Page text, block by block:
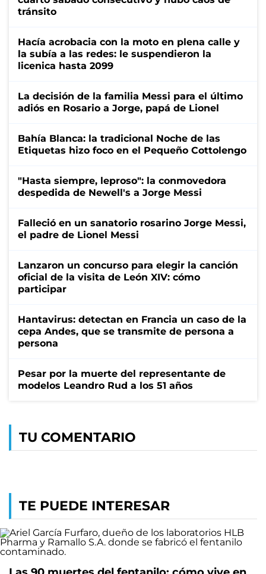
tránsito
Hacía acrobacia con la moto en plena calle y
la subía a las redes: le suspendieron la
licenica hasta 2099
La decisión de la familia Messi para el último
adiós en Rosario a Jorge, papá de Lionel
Bahía Blanca: la tradicional Noche de las
Etiquetas hizo foco en el Pequeño Cottolengo
"Hasta siempre, leproso": la conmovedora
despedida de Newell's a Jorge Messi
Falleció en un sanatorio rosarino Jorge Messi,
el padre de Lionel Messi
Lanzaron un concurso para elegir la canción
oficial de la visita de León XIV: cómo
participar
Hantavirus: detectan en Francia un caso de la
cepa Andes, que se transmite de persona a
persona
Pesar por la muerte del representante de
modelos Leandro Rud a los 51 años
TU COMENTARIO
TE PUEDE INTERESAR